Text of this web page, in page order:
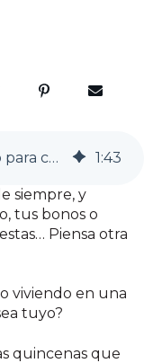
Es el momento perfecto para comprar una casa 1:43
siempre, y
tus bonos o
Piensa otra
viviendo en una
tuyo?
quincenas que